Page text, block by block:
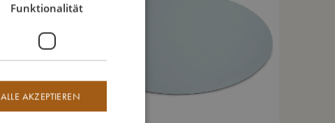
Funktionalität
ALLE AKZEPTIEREN